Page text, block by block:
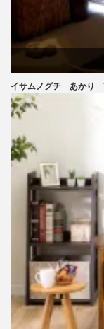
イサムノグチ あかり